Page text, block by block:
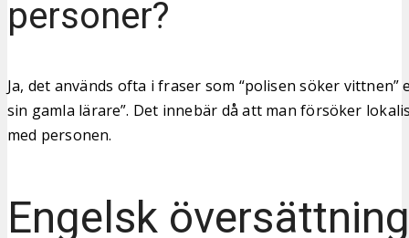
personer?
Ja, det används ofta i fraser som “polisen söker vittnen”
sin gamla lärare”. Det innebär då att man försöker
med personen.
Engelsk översättning